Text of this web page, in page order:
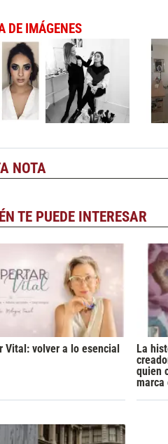
DE IMÁGENES
NOTA
TE PUEDE INTERESAR
Vital: volver a lo esencial
La
quien
marca